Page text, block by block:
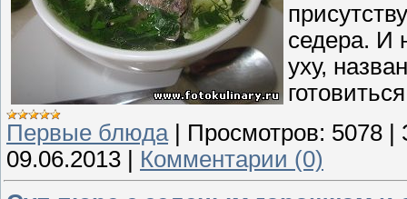
седера. И
уху,
Первые блюда| Просмотров: 5078
09.06.2013
Комментарии (0)